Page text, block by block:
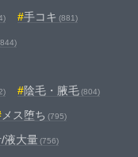
手コキ (881)
陰毛・腋毛(804)
メス堕ち (795)
液大量(756)